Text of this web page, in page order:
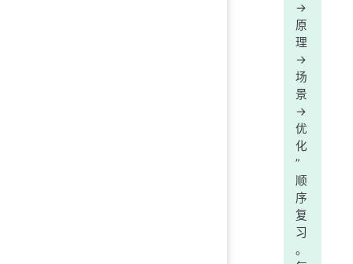
->
原
理
->
场
景
->
优
化
”
顺
序
复
习
。